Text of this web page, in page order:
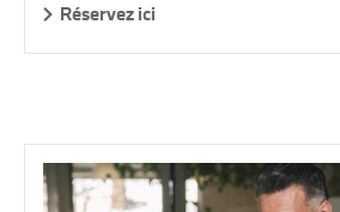
Réservez ici